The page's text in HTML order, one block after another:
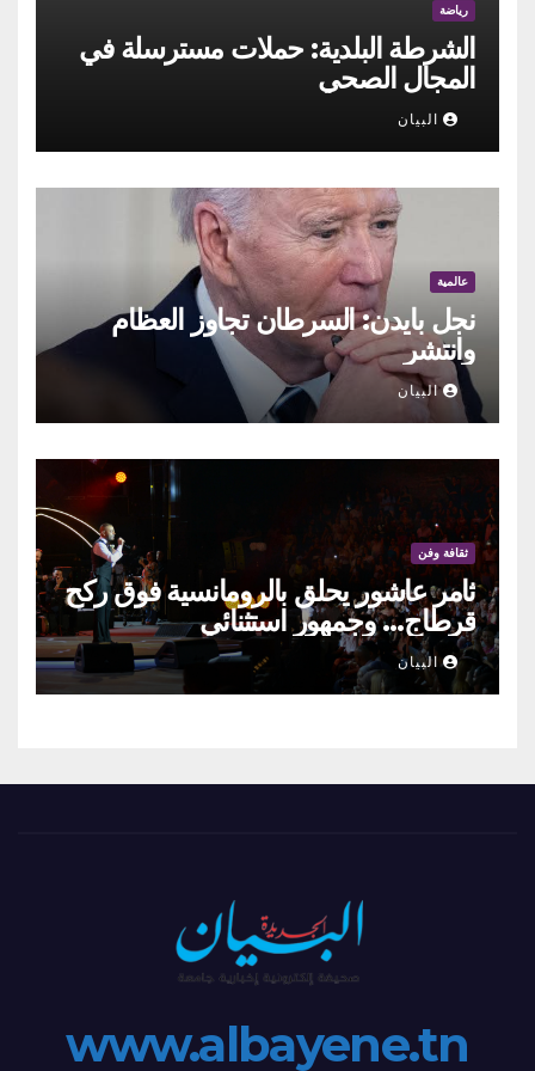
رياضة
الشرطة البلدية: حملات مسترسلة في
المجال الصحي
البيان
عالمية
نجل بايدن: السرطان تجاوز العظام
وانتشر
البيان
ثقافة وفن
ثامر عاشور يحلق بالرومانسية فوق ركح
قرطاج… وجمهور استثنائي
البيان
www.albayene.tn